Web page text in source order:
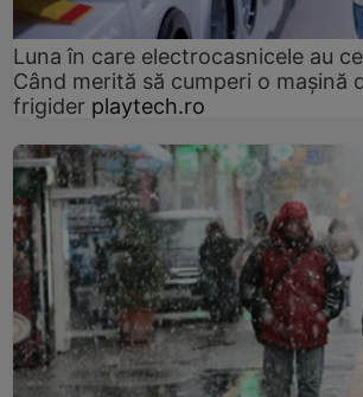
Luna în care electrocasnicele au
Când merită să cumperi o mașină
frigider playtech.ro